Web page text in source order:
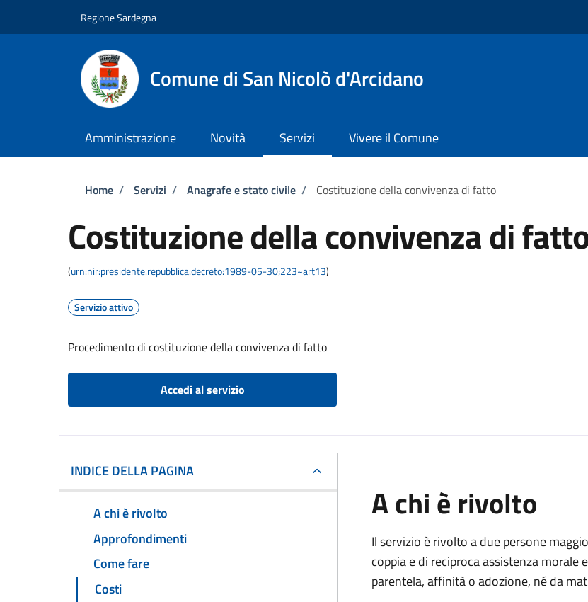
Regione Sardegna
Comune di San Nicolò d'Arcidano
Amministrazione Novità Servizi Vivere il Comune
Briciole di pane
Home / Servizi / Anagrafe e stato civile / Costituzione della convivenza di fatto
Costituzione della convivenza di
(urn:nir:presidente.repubblica:decreto:1989-05-30;223~art13)
Servizio attivo
Procedimento di costituzione della convivenza di fatto
Accedi al servizio
INDICE DELLA PAGINA
A chi è rivolto
Approfondimenti
Come fare
Costi
A chi è rivolto
Il servizio è rivolto a due persone
coppia e di reciproca assistenza
parentela, affinità o adozione, né da